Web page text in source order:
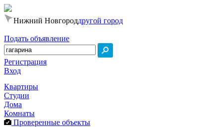
Нижний Новгороддругой город
Подать объявление
Регистрация
Вход
Квартиры
Студии
Дома
Комнаты
Проверенные объекты